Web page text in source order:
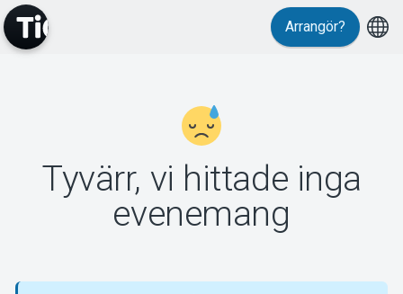
Support
Arrangör?
Tyvärr, vi hittade inga
evenemang